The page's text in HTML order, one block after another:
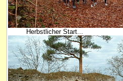
Herbstlicher Start...